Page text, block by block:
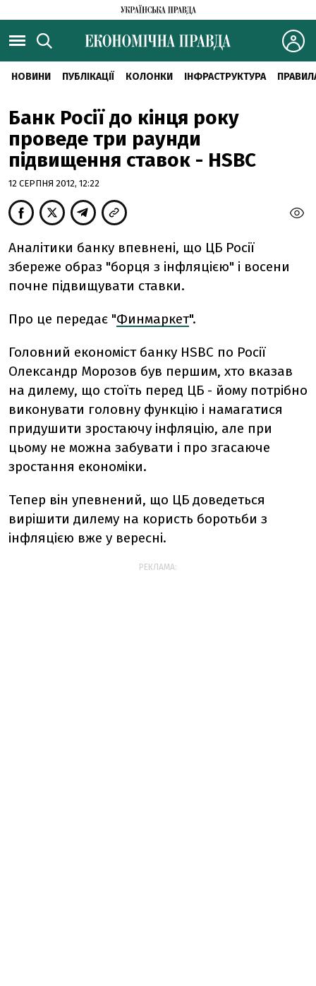
НОВИНИ ПУБЛІКАЦІЇ КОЛОНКИ ІНФРАСТРУКТУРА
Банк Росії до кінця року
проведе три раунди
підвищення ставок - HSBC
12 СЕРПНЯ 2012, 12:22
Аналітики банку впевнені, що ЦБ Росії
збереже образ "борця з інфляцією" і восени
почне підвищувати ставки.
Про це передає "Финмаркет".
Головний економіст банку HSBC по Росії
Олександр Морозов був першим, хто вказав
на дилему, що стоїть перед ЦБ - йому потрібно
виконувати головну функцію і намагатися
придушити зростаючу інфляцію, але при
цьому не можна забувати і про згасаюче
зростання економіки.
Тепер він упевнений, що ЦБ доведеться
вирішити дилему на користь боротьби з
інфляцією вже у вересні.
РЕКЛАМА: